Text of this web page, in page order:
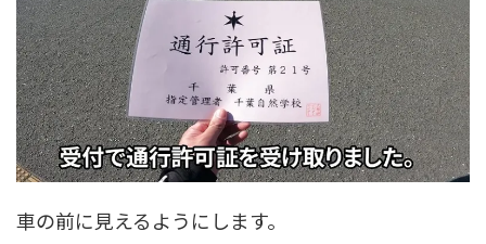
車の前に見えるようにします。